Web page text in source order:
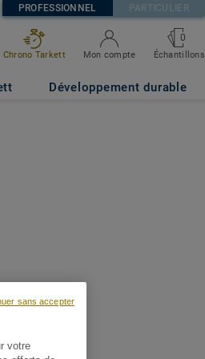
PROFESSIONNEL PARTICULIER
Chrono Tarkett Mon compte
0
Échantillons
Développement durable
votre
sans accepter